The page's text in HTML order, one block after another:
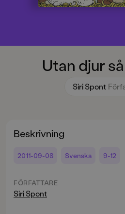
Utan djur
Siri Spont
Beskrivning
2011-09-08 Svenska 9-12
FÖRFATTARE
Siri Spont